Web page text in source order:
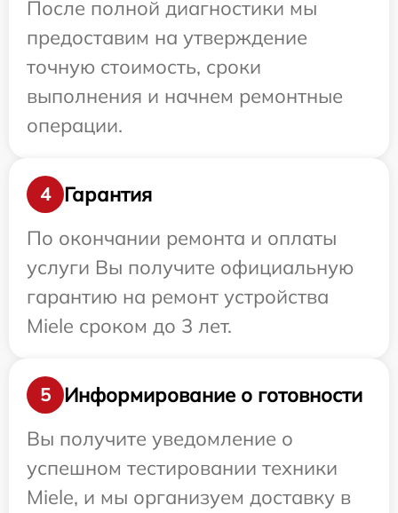
После полной диагностики мы
предоставим на утверждение
точную стоимость, сроки
выполнения и начнем ремонтные
операции.
4
Гарантия
По окончании ремонта и оплаты
услуги Вы получите официальную
гарантию на ремонт устройства
Miele сроком до 3 лет.
5
Информирование о готовности
Вы получите уведомление о
успешном тестировании техники
Miele, и мы организуем доставку в